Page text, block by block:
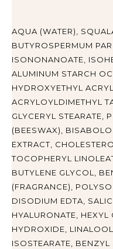
AQUA (WATER),
BUTYROSPERMUM
ISONONANOATE,
ALUMINUM STARCH
HYDROXYETHYL
ACRYLOYLDIMETHYL
GLYCERYL STEARATE,
(BEESWAX),
EXTRACT,
TOCOPHERYL
BUTYLENE GLYCOL,
(FRAGRANCE),
DISODIUM EDTA,
HYALURONATE,
HYDROXIDE,
ISOSTEARATE,